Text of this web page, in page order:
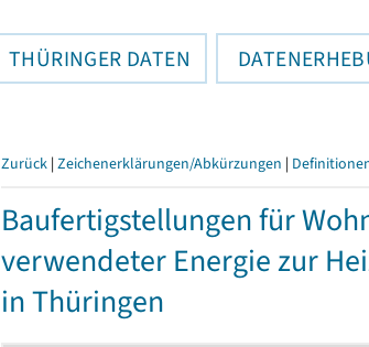
THÜRINGER DATEN
Zurück | Zeichenerklärungen/Abkürzungen |
Baufertigstellungen für
verwendeter Energie zur
in Thüringen